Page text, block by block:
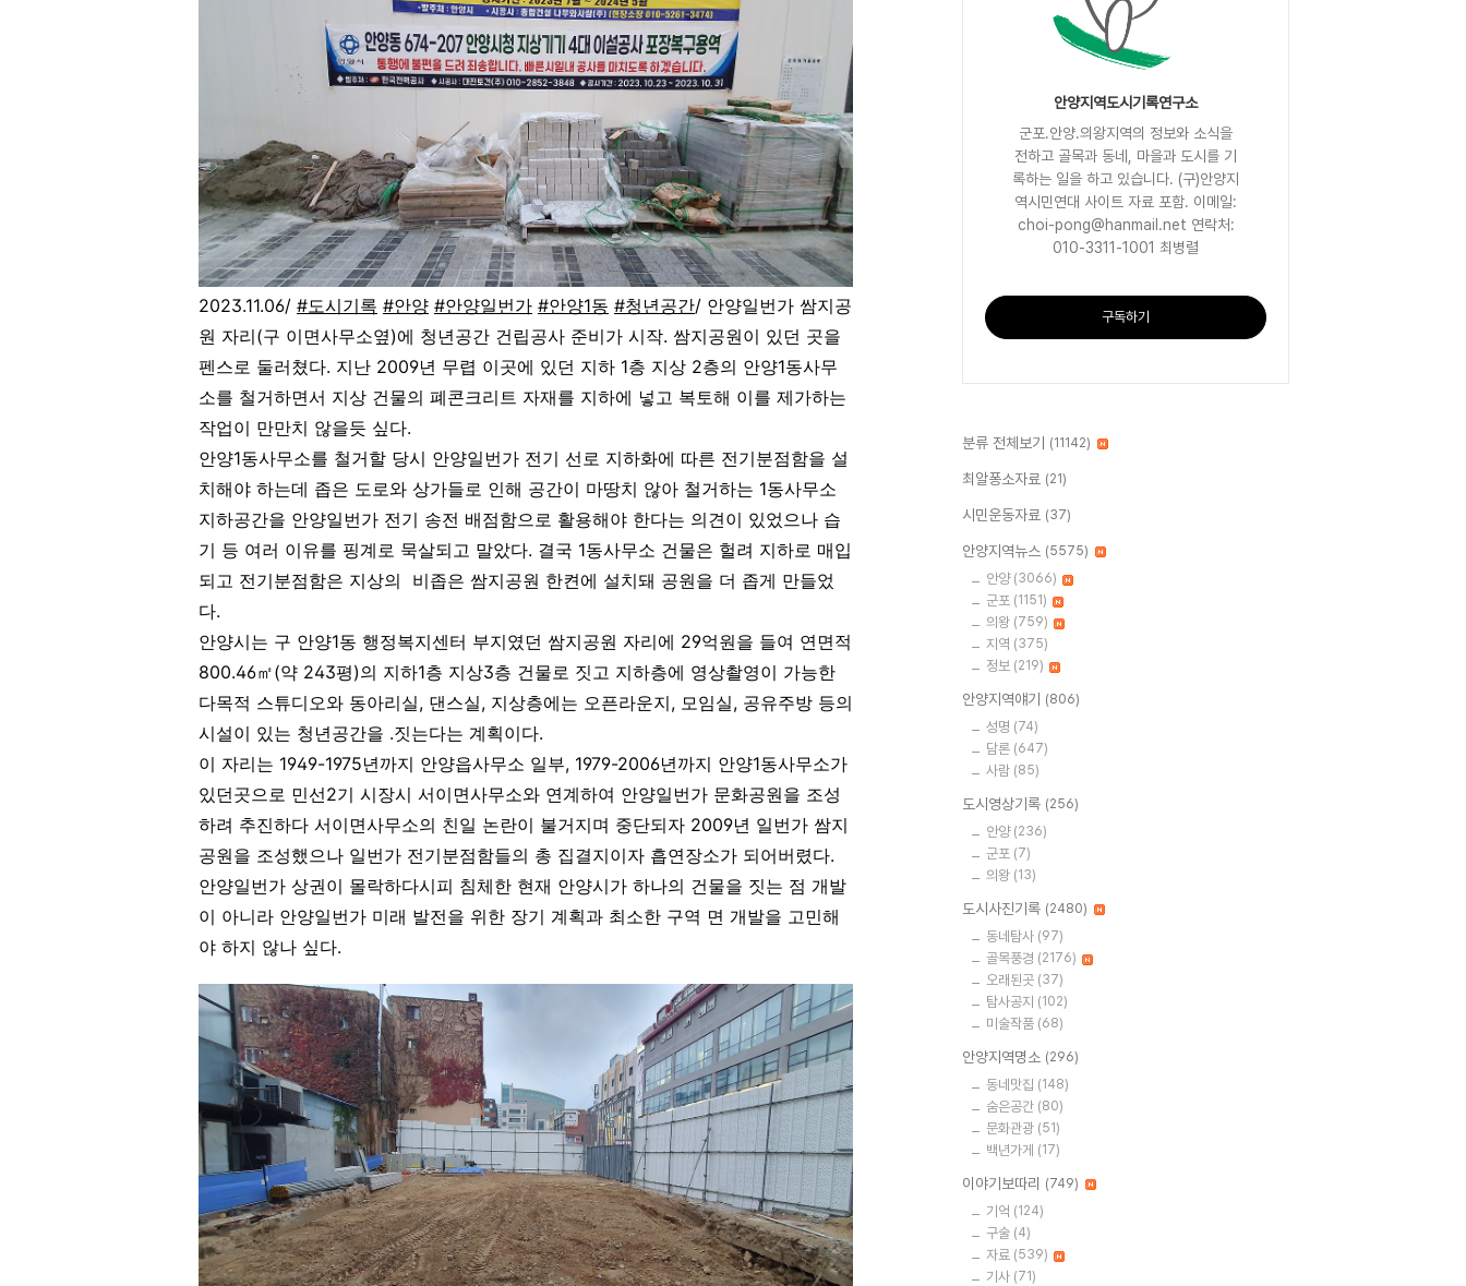
2023.11.06/ #도시기록 #안양 #안양일번가 #안양1동 #청년공간/ 안양일번가 쌈지공
원 자리(구 이면사무소옆)에 청년공간 건립공사 준비가 시작. 쌈지공원이 있던 곳을
펜스로 둘러쳤다. 지난 2009년 무렵 이곳에 있던 지하 1층 지상 2층의 안양1동사무
소를 철거하면서 지상 건물의 폐콘크리트 자재를 지하에 넣고 복토해 이를 제가하는
작업이 만만치 않을듯 싶다.
안양1동사무소를 철거할 당시 안양일번가 전기 선로 지하화에 따른 전기분점함을 설
치해야 하는데 좁은 도로와 상가들로 인해 공간이 마땅치 않아 철거하는 1동사무소
지하공간을 안양일번가 전기 송전 배점함으로 활용해야 한다는 의견이 있었으나 습
기 등 여러 이유를 핑계로 묵살되고 말았다. 결국 1동사무소 건물은 헐려 지하로 매입
되고 전기분점함은 지상의 비좁은 쌈지공원 한켠에 설치돼 공원을 더 좁게 만들었
다.
안양시는 구 안양1동 행정복지센터 부지였던 쌈지공원 자리에 29억원을 들여 연면적
800.46㎡(약 243평)의 지하1층 지상3층 건물로 짓고 지하층에 영상촬영이 가능한
다목적 스튜디오와 동아리실, 댄스실, 지상층에는 오픈라운지, 모임실, 공유주방 등의
시설이 있는 청년공간을 .짓는다는 계획이다.
이 자리는 1949-1975년까지 안양읍사무소 일부, 1979-2006년까지 안양1동사무소가
있던곳으로 민선2기 시장시 서이면사무소와 연계하여 안양일번가 문화공원을 조성
하려 추진하다 서이면사무소의 친일 논란이 불거지며 중단되자 2009년 일번가 쌈지
공원을 조성했으나 일번가 전기분점함들의 총 집결지이자 흡연장소가 되어버렸다.
안양일번가 상권이 몰락하다시피 침체한 현재 안양시가 하나의 건물을 짓는 점 개발
이 아니라 안양일번가 미래 발전을 위한 장기 계획과 최소한 구역 면 개발을 고민해
야 하지 않나 싶다.
안양지역도시기록연구소
군포.안양.의왕지역의 정보와 소식을
전하고 골목과 동네, 마을과 도시를 기
록하는 일을 하고 있습니다. (구)안양지
역시민연대 사이트 자료 포함. 이메일:
choi-pong@hanmail.net 연락처:
010-3311-1001 최병렬
구독하기
분류 전체보기 (11142)
최알퐁소자료 (21)
시민운동자료 (37)
안양지역뉴스 (5575)
안양 (3066)
군포 (1151)
의왕 (759)
지역 (375)
정보 (219)
안양지역얘기 (806)
성명 (74)
담론 (647)
사람 (85)
도시영상기록 (256)
안양 (236)
군포 (7)
의왕 (13)
도시사진기록 (2480)
동네탐사 (97)
골목풍경 (2176)
오래된곳 (37)
탐사공지 (102)
미술작품 (68)
안양지역명소 (296)
동네맛집 (148)
숨은공간 (80)
문화관광 (51)
백년가게 (17)
이야기보따리 (749)
기억 (124)
구술 (4)
자료 (539)
기사 (71)